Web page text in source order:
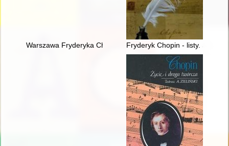
Warszawa Fryderyka Chopina Fryderyk Chopin - listy.